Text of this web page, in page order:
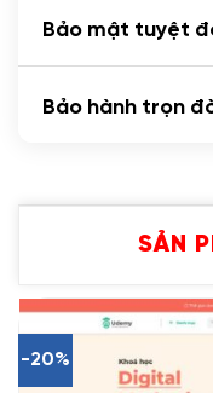
Bảo mật tuyệt
Bảo hành trọn
SẢN
-20%